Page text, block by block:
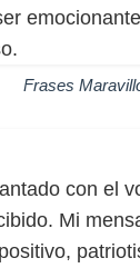
Frases
con el
Mi